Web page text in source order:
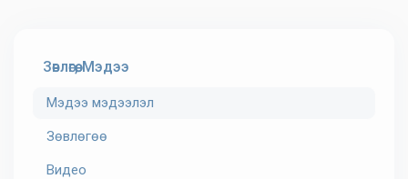
Зөвлөгөө, Мэдээ
Мэдээ мэдээлэл
Зөвлөгөө
Видео